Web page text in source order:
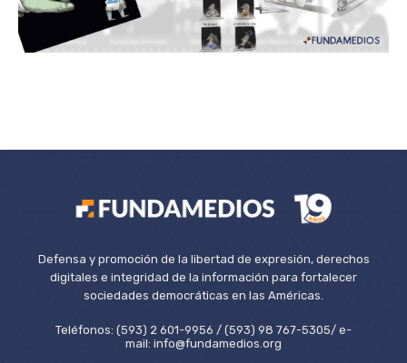
Defensa y promoción de la libertad de expresión, derechos
digitales e integridad de la información para fortalecer
sociedades democráticas en las Américas.
Teléfonos: (593) 2 601-9956 / (593) 98 767-5305/ e-
mail: info@fundamedios.org